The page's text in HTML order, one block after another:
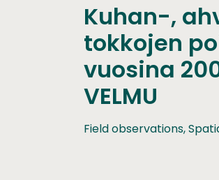
Kuhan-,
tokkojen
vuosina
VELMU
Field observations,